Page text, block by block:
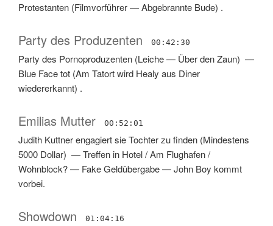
Protestanten (Filmvorführer—Abgebrannte Bude) .
Party des Produzenten 00:42:30
Party des Pornoproduzenten (Leiche— Über den Zaun) —
Blue Face tot (Am Tatort wird Healy aus Diner
wiedererkannt) .
Emilias Mutter 00:52:01
Judith Kuttner engagiert sie Tochter zu finden (Mindestens
5000 Dollar) —Treffen in Hotel / Am Flughafen /
Wohnblock?— Fake Geldübergabe—John Boy kommt
vorbei.
Showdown 01:04:16